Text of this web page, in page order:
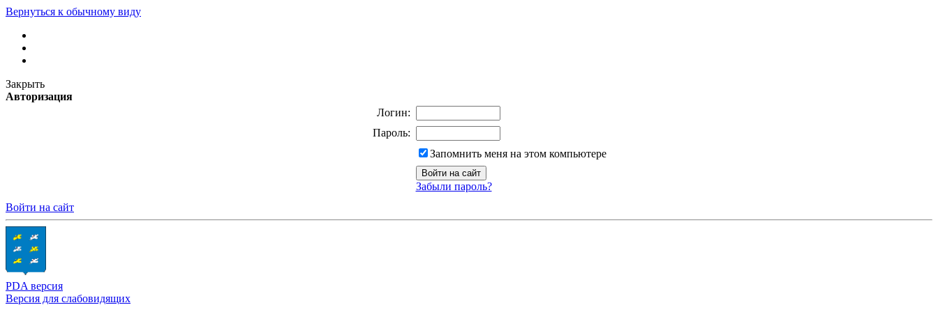
Вернуться к обычному виду
Закрыть
Авторизация
Логин:
Пароль:
Запомнить меня на этом компьютере
Забыли пароль?
Войти на сайт
PDA версия
Версия для слабовидящих